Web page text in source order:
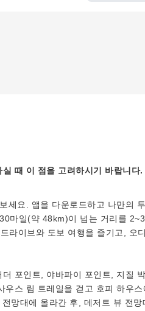
때 이 점을 고려하시기 바랍니다.
세요. 앱을 다운로드하고 나만의
마일(약 48km)이 넘는 거리를
라이브와 도보 여행을 즐기고, 오
포인트, 야바파이 포인트, 지질
스 림 트레일을 걷고 호피 하우
망대에 올라간 후, 데저트 뷰 전망